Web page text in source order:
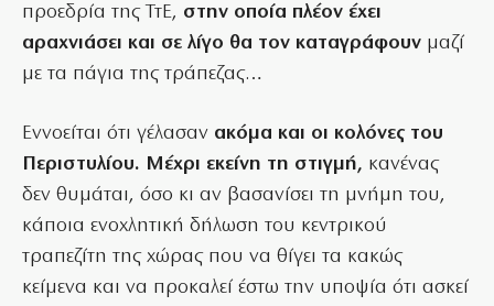
προεδρία της ΤτΕ, στην οποία πλέον έχει
αραχνιάσει και σε λίγο θα τον καταγράφουν μαζί
με τα πάγια της τράπεζας…
Εννοείται ότι γέλασαν ακόμα και οι κολόνες του
Περιστυλίου. Μέχρι εκείνη τη στιγμή, κανένας
δεν θυμάται, όσο κι αν βασανίσει τη μνήμη του,
κάποια ενοχλητική δήλωση του κεντρικού
τραπεζίτη της χώρας που να θίγει τα κακώς
κείμενα και να προκαλεί έστω την υποψία ότι ασκεί